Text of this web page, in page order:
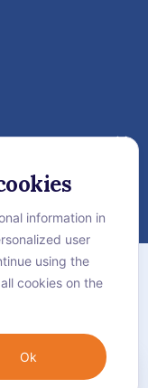
information in
user
using the
cookies on the
Ok